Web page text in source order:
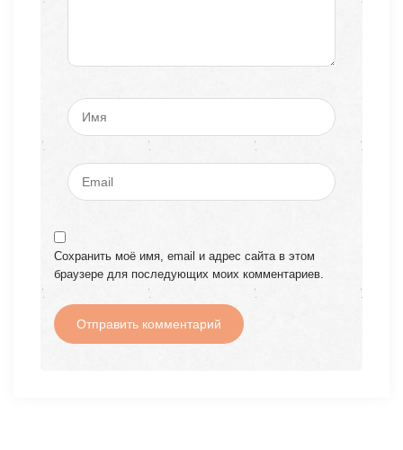
Сохранить моё имя, email и адрес сайта в этом
браузере для последующих моих комментариев.